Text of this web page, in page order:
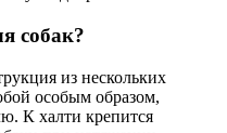
собак?
из нескольких
особым образом,
К халти крепится